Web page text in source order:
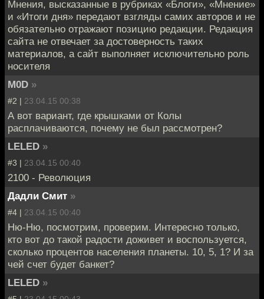
Мнения, высказанные в рубриках «Блоги», «Мнение»
и «Итоги дня» передают взгляды самих авторов и не
обязательно отражают позицию редакции. Редакция
сайта не отвечает за достоверность таких
материалов, а сайт выполняет исключительно роль
носителя
M0D »
#2 | 23.04.15 00:38
А вот вариант, где крышками от Колы
расплачиваются, почему не был рассмотрен?
LELED »
#3 | 23.04.15 00:40
2100 - Революция
Дадли Смит »
#4 | 23.04.15 00:40
Ню-Ню, посмотрим, проверим. Интересно только,
кто вот до такой радости доживет и воспользуется,
сколько процентов населения планеты. 10, 5, 1? И за
чей счет будет банкет?
LELED »